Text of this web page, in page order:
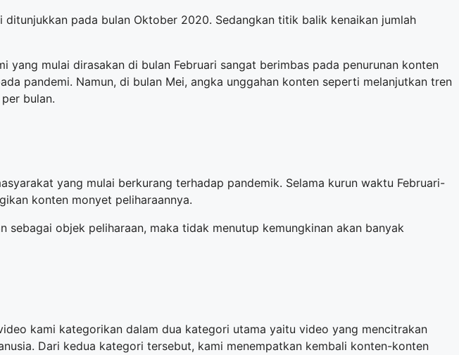
pada bulan Oktober 2020. Sedangkan titik balik kenaikan jumlah
mulai dirasakan di bulan Februari sangat berimbas pada penurunan konten
pandemi. Namun, di bulan Mei, angka unggahan konten seperti melanjutkan tren
bulan.
yang mulai berkurang terhadap pandemik. Selama kurun waktu Februari-
konten monyet peliharaannya.
objek peliharaan, maka tidak menutup kemungkinan akan banyak
kami kategorikan dalam dua kategori utama yaitu video yang mencitrakan
Dari kedua kategori tersebut, kami menempatkan kembali konten-konten